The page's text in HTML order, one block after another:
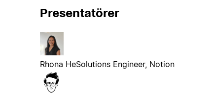
Presentatörer
Rhona HeSolutions Engineer, Notion